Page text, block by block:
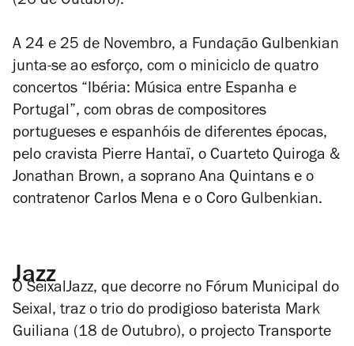
A 24 e 25 de Novembro, a Fundação Gulbenkian
junta-se ao esforço, com o miniciclo de quatro
concertos “Ibéria: Música entre Espanha e
Portugal”, com obras de compositores
portugueses e espanhóis de diferentes épocas,
pelo cravista Pierre Hantaï, o Cuarteto Quiroga &
Jonathan Brown, a soprano Ana Quintans e o
contratenor Carlos Mena e o Coro Gulbenkian.
Jazz
O SeixalJazz, que decorre no Fórum Municipal do
Seixal, traz o trio do prodigioso baterista Mark
Guiliana (18 de Outubro), o projecto Transporte